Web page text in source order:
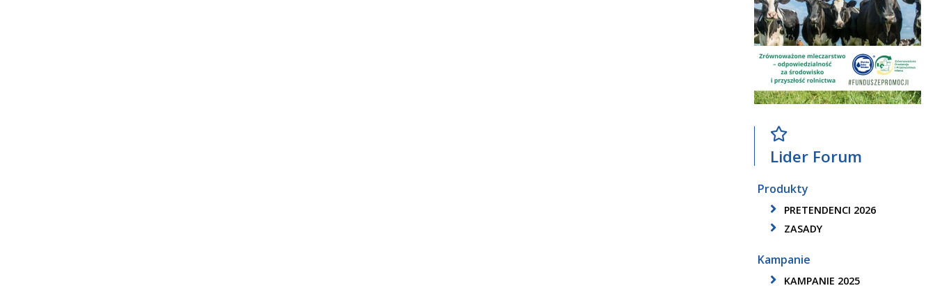
Lider Forum
Produkty
PRETENDENCI 2026
ZASADY
Kampanie
KAMPANIE 2025